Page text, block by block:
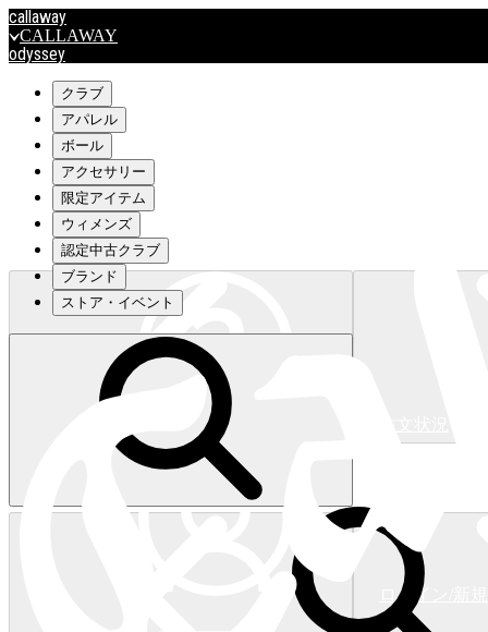
callaway
CALLAWAY
odyssey
travismathew
outlet
OUTLET
キャロウェイアパレルはこちら>>>
キャロウェイアパレルはこちら>>>
ログイン/新
クラブ
アパレル
ボール
アクセサリー
限定アイテム
ウィメンズ
認定中古クラブ
ブランド
ストア・イベント